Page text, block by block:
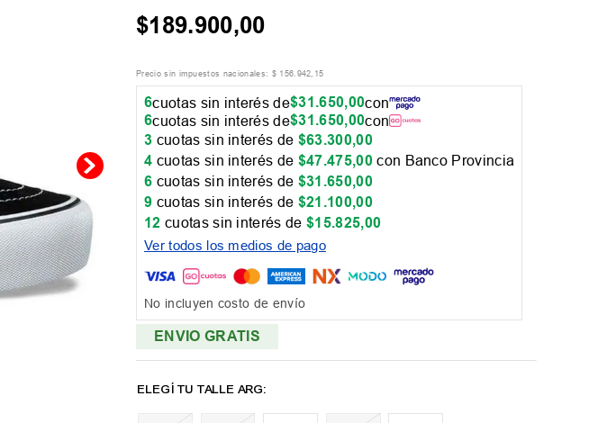
$189.900,00
Precio sin impuestos nacionales: $ 156.942, 15
6cuotas sin interés de$31.650,00con
6cuotas sin interés de$31.650,00con
3 cuotas sin interés de $63.300,00
4 cuotas sin interés de $47.475,00 con Banco Provincia
6 cuotas sin interés de $31 .650,00
9 cuotas sin interés de $21 .100,00
12 cuotas sin interés de$15.825,00
Ver todos los medios de pago
No incluyen costo de envío
ENVIO GRATIS